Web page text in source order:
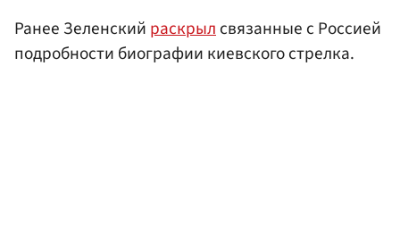
Ранее Зеленский раскрылсвязанные с Россией
подробности биографии киевского стрелка.